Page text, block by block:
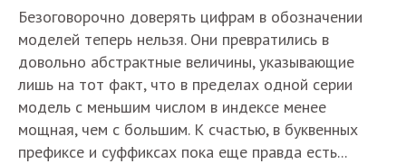
Безоговорочно доверять цифрам в обозначении
моделей теперь нельзя. Они превратились в
довольно абстрактные величины, указывающие
лишь на тот факт, что в пределах одной серии
модель с меньшим числом в индексе менее
мощная, чем с большим. К счастью, в буквенных
префиксе и суффиксах пока еще правда есть...